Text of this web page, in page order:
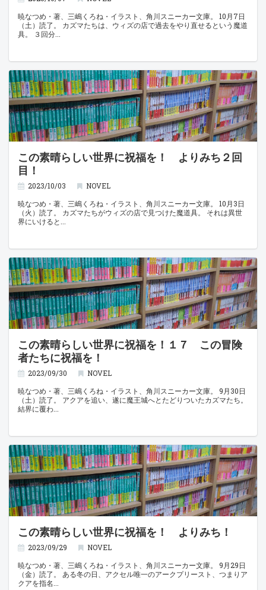
暁なつめ・著、三嶋くろね・イラスト、角川スニーカー文庫。 10月7日
（土）読了。 カズマたちは、ウィズの店で過去をやり直せるという魔道
具。 ３回分
この素晴らしい世界に祝福を！ よりみち２回
目！
2023/10/03
NOVEL
暁なつめ・著、三嶋くろね・イラスト、角川スニーカー文庫。 10月3日
（火）読了。 カズマたちがウィズの店で見つけた魔道具。 それは異世
界にいけると
この素晴らしい世界に祝福を！１７ この冒険
者たちに祝福を！
2023/09/30
NOVEL
暁なつめ・著、三嶋くろね・イラスト、角川スニーカー文庫。 9月30日
（土）読了。 アクアを追い、遂に魔王城へとたどりついたカズマたち。
結界に覆わ
この素晴らしい世界に祝福を！ よりみち！
2023/09/29
NOVEL
暁なつめ・著、三嶋くろね・イラスト、角川スニーカー文庫。 9月29日
（金）読了。 ある冬の日、アクセル唯一のアークプリースト、つまりア
クアを指名